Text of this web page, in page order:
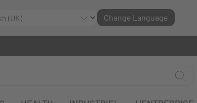
Change Language